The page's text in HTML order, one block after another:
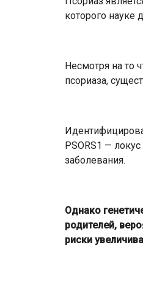
которого науке
Несмотря на то
псориаза,
PSORS1 —
заболевания.
Однако
родителей,
риски